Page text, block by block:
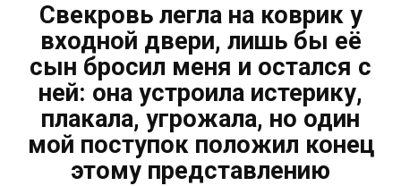
Свекровь легла на коврик у
входной двери, лишь бы её
сын бросил меня и остался с
ней: она устроила истерику,
плакала, угрожала, но один
мой поступок положил конец
этому представлению